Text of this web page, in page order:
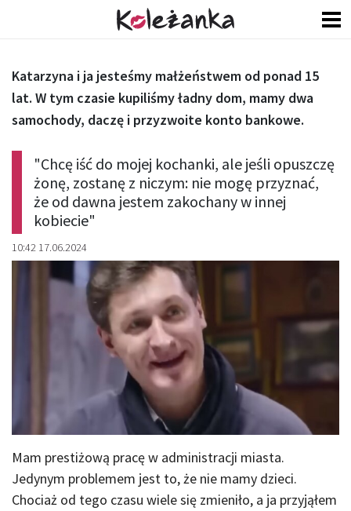
"Chcę iść do mojej kochanki, ale jeśli opuszczę
żonę, zostanę z niczym: nie mogę przyznać,
że od dawna jestem zakochany w innej
kobiecie"
10:42 17.06.2024
Katarzyna i ja jesteśmy małżeństwem od ponad 15
lat. W tym czasie kupiliśmy ładny dom, mamy dwa
samochody, daczę i przyzwoite konto bankowe.
Mam prestiżową pracę w administracji miasta.
Jedynym problemem jest to, że nie mamy dzieci.
Chociaż od tego czasu wiele się zmieniło, a ja przyjąłem